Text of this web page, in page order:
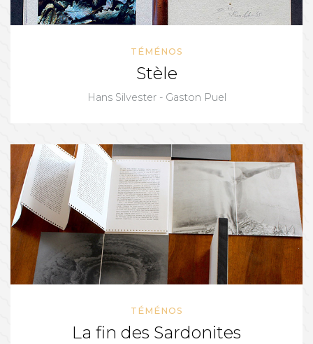
TÉMÉNOS
Stèle
Hans Silvester - Gaston Puel
TÉMÉNOS
La fin des Sardonites